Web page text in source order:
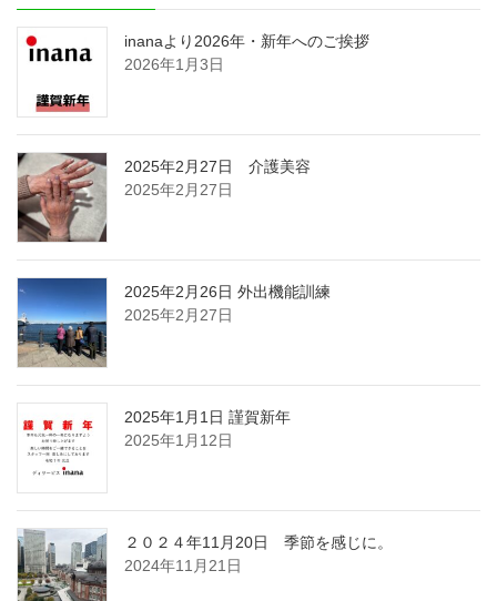
inanaより2026年・新年へのご挨拶
2026年1月3日
2025年2月27日 介護美容
2025年2月27日
2025年2月26日 外出機能訓練
2025年2月27日
2025年1月1日 謹賀新年
2025年1月12日
２０２４年11月20日 季節を感じに。
2024年11月21日